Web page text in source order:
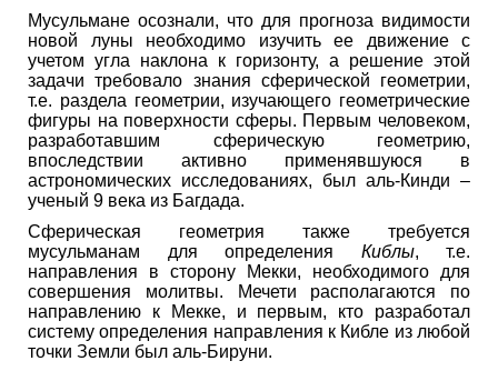
Мусульмане осознали, что для прогноза видимости
новой луны необходимо изучить ее движение с
учетом угла наклона к горизонту, а решение этой
задачи требовало знания сферической геометрии,
т.е. раздела геометрии, изучающего геометрические
фигуры на поверхности сферы. Первым человеком,
разработавшим сферическую геометрию,
впоследствии активно применявшуюся в
астрономических исследованиях, был аль-Кинди –
ученый 9 века из Багдада.
Сферическая геометрия также требуется
мусульманам для определения Киблы, т.е.
направления в сторону Мекки, необходимого для
совершения молитвы. Мечети располагаются по
направлению к Мекке, и первым, кто разработал
систему определения направления к Кибле из любой
точки Земли был аль-Бируни.